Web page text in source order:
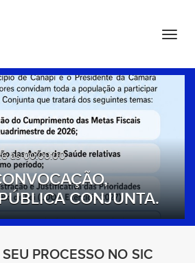
T
g
t
às 00:00:00
CONJUNTA.
PROCESSO NO SIC